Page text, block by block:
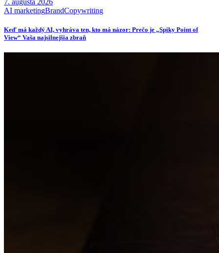
7. augusta 2026
AI marketingBrandCopywriting
Keď má každý AI, vyhráva ten, kto má názor: Prečo je „Spiky Point of
View“ Vaša najsilnejšia zbraň